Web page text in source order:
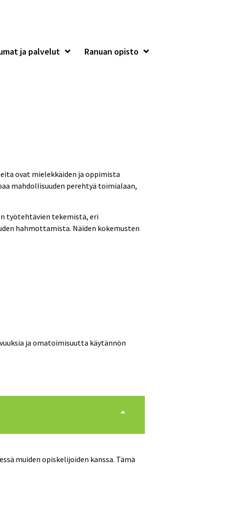
ja palvelut Ranuan opisto
ovat mielekkäiden ja oppimista
mahdollisuuden perehtyä toimialaan,
työtehtävien tekemistä, eri
hahmottamista. Näiden kokemusten
ja omatoimisuutta käytännön
muiden opiskelijoiden kanssa. Tämä